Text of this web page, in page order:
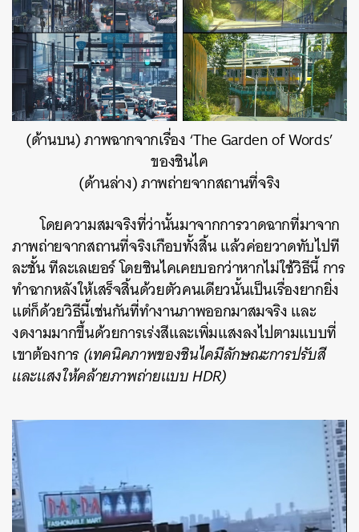
(ด้านบน) ภาพฉากจากเรื่อง ‘The Garden of Words’
ของชินไค
(ด้านล่าง) ภาพถ่ายจากสถานที่จริง
โดยความสมจริงที่ว่านั้นมาจากการวาดฉากที่มาจาก
ภาพถ่ายจากสถานที่จริงเกือบทั้งสิ้น แล้วค่อยวาดทับไปที
ละชั้น ทีละเลเยอร์ โดยชินไคเคยบอกว่าหากไม่ใช้วิธีนี้ การ
ทำฉากหลังให้เสร็จสิ้นด้วยตัวคนเดียวนั้นเป็นเรื่องยากยิ่ง
แต่ก็ด้วยวิธีนี้เช่นกันที่ทำงานภาพออกมาสมจริง และ
งดงามมากขึ้นด้วยการเร่งสีและเพิ่มแสงลงไปตามแบบที่
เขาต้องการ(เทคนิคภาพของชินไคมีลักษณะการปรับสี
และแสงให้คล้ายภาพถ่ายแบบ HDR)